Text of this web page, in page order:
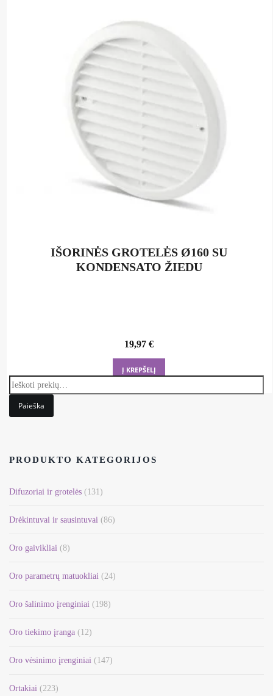
IŠORINĖS GROTELĖS Ø160 SU
KONDENSATO ŽIEDU
19,97€
Į KREPŠELĮ
Paieška
PRODUKTO KATEGORIJOS
Difuzoriai ir grotelės (131)
Drėkintuvai ir sausintuvai (86)
Oro gaivikliai (8)
Oro parametrų matuokliai (24)
Oro šalinimo įrenginiai (198)
Oro tiekimo įranga (12)
Oro vėsinimo įrenginiai (147)
Ortakiai (223)